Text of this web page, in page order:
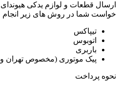
ارسال قطعات و لوازم یدکی
خواست شما در روش های زیر
تیپاکس
اتوبوس
باربری
پیک موتوری (مخصوص تهران
نحوه پرداخت